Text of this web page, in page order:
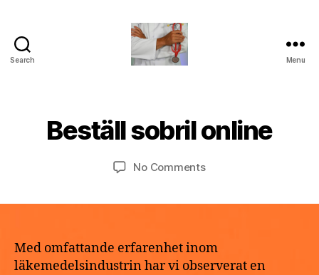
Search Menu
Categories
O
Z
E
D
Beställ sobril online
a
t
y
2
2
2
No Commentson
Med omfattande erfarenhet inom
läkemedelsindustrin har vi observerat en